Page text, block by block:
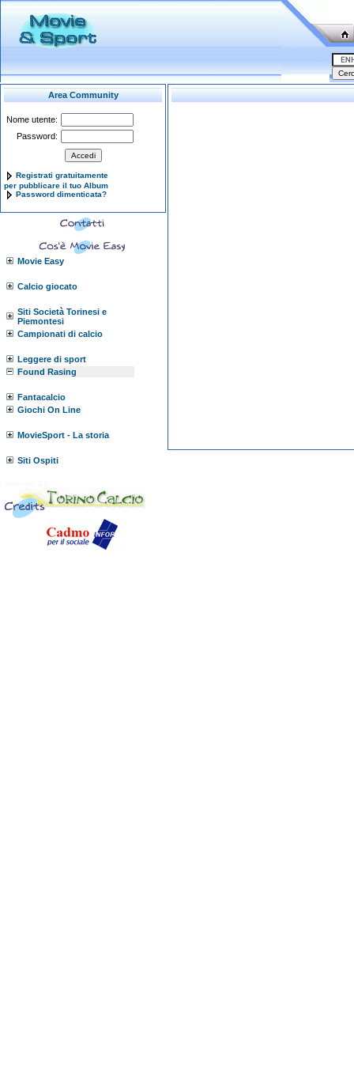
Area Community
Nome utente:
Password:
Registrati gratuitamente
per pubblicare il tuo Album
Password dimenticata?
Movie Easy
Calcio giocato
Siti Società Torinesi e
Piemontesi
Campionati di calcio
Leggere di sport
Found Rasing
Fantacalcio
Giochi On Line
MovieSport - La storia
Siti Ospiti